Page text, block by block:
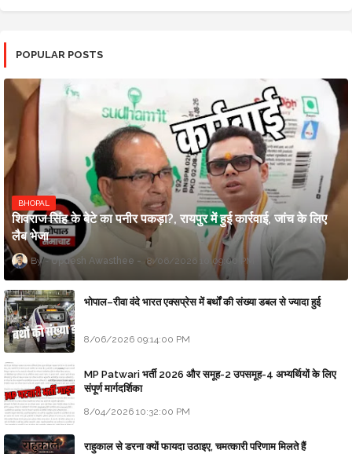
POPULAR POSTS
BHOPAL
शिवराज सिंह के बेटे का पनीर पकड़ा?, रायपुर में हुई कार्रवाई, जांच के लिए
लैब भेजा
Updesh Awasthee 8/06/2026 10:09:00 PM
भोपाल–रीवा वंदे भारत एक्सप्रेस में बर्थों की संख्या डबल से ज्यादा हुई
8/06/2026 09:14:00 PM
MP Patwari भर्ती 2026 और समूह-2 उपसमूह-4 अभ्यर्थियों के लिए
संपूर्ण मार्गदर्शिका
8/04/2026 10:32:00 PM
राहुकाल से डरना क्यों फायदा उठाइए, चमत्कारी परिणाम मिलते हैं